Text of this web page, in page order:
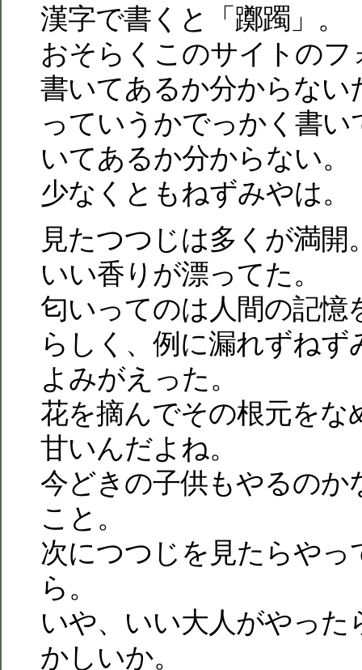
漢字で書くと「躑躅」。
おそらくこのサイトの
書いてあるか分からない
っていうかでっかく書い
いてあるか分からない。
少なくともねずみやは。
見たつつじは多くが満開
いい香りが漂ってた。
匂いってのは人間の記憶
らしく、例に漏れずねず
よみがえった。
花を摘んでその根元をな
甘いんだよね。
今どきの子供もやるのか
こと。
次につつじを見たらやっ
ら。
いや、いい大人がやった
かしいか。